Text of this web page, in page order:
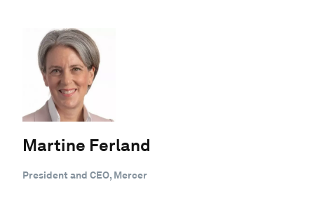
Martine Ferland
President and CEO, Mercer